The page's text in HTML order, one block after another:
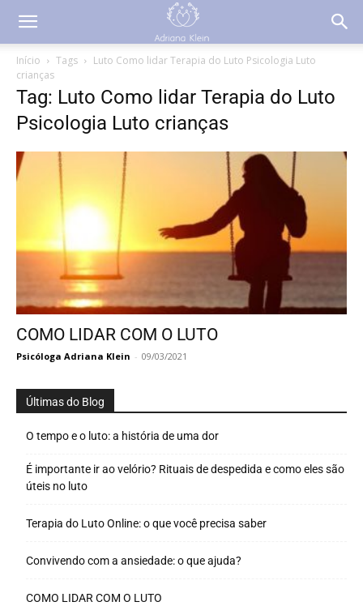
Início Tags
Luto Como lidar Terapia do Luto Psicologia Luto
crianças
Tag: Luto Como lidar Terapia do Luto
Psicologia Luto crianças
COMO LIDAR COM O LUTO
Psicóloga Adriana Klein - 09/03/2021
Últimas do Blog
O tempo e o luto: a história de uma dor
É importante ir ao velório? Rituais de despedida e como eles são
úteis no luto
Terapia do Luto Online: o que você precisa saber
Convivendo com a ansiedade: o que ajuda?
COMO LIDAR COM O LUTO